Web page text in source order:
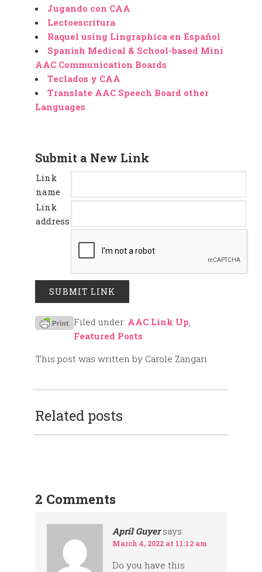
Jugando con CAA
Lectoescritura
Raquel using Lingraphica en Español
Spanish Medical & School-based Mini
AAC Communication Boards
Teclados y CAA
Translate AAC Speech Board other
Languages
Submit a New Link
Link
name
Link
address
Filed under: AAC Link Up
Featured Posts
This post was written by Carole Zangari
Related posts
2 Comments
April Guyer says:
March 4, 2022 at 11:12 am
Do you have this